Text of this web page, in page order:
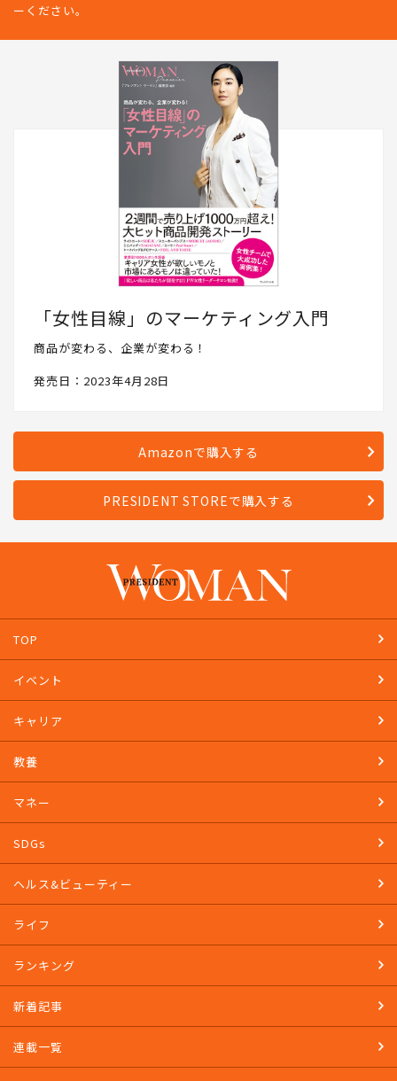
ーください。
「女性目線」のマーケティング入門
商品が変わる、企業が変わる！
発売日：2023年4月28日
Amazonで購入する
PRESIDENT STOREで購入する
TOP
イベント
キャリア
教養
マネー
SDGs
ヘルス&ビューティー
ライフ
ランキング
新着記事
連載一覧